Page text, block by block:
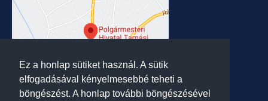
Ez a honlap sütiket használ. A sütik
elfogadásával kényelmesebbé teheti a
böngészést. A honlap további böngészésével